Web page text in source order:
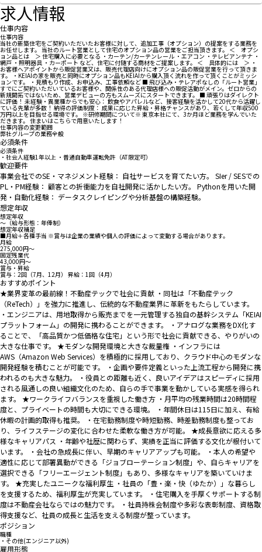
求人情報
仕事内容
仕事内容
当社の新築住宅をご契約いただいたお客様に対して、追加工事（オプション）の提案をする業務を
お任せします。 当社のルート営業として住宅のオプション品の営業をご担当頂きます。 ＜ オプシ
ョン品とは ＞ 住宅購入に必要となる ・カーテン/カーテンレール ・エアコン ・テレビアンテナ ・
網戸 ・照明器具 ・カーポート など、住宅に付随する商材をご提案します。 ＜ 具体的には ＞ ・
お客様へアポイントから販促営業又は、販売代理店向けにオプション品の販促営業を行って頂きま
す。 ・KEIAIの家を販売と同時にオプション品もKEIAIから購入頂く流れを作って頂くことがミッシ
ョンです。 ・見積もり作成、お申込み、工事依頼など ■ 飛び込み・テレアポなしの「ルート営業」
すでにご契約いただいているお客様や、関係性のある代理店様への販促活動がメイン。ゼロからの
新規開拓ではないため、営業デビューの方もスムーズにスタートできます。 ■ 頑張りはダイレクト
に評価！ 未経験・異業種からでも安心： 飲食やアパレルなど、接客経験を活かして20代から活躍し
ている先輩が多数！ 納得の評価制度： 成果に応じた昇給・昇格チャンスがあり、若くして年収500
万円以上を目指せる環境です。 ※研修期間について※ 東京本社にて、3か月ほど業務を学んでいた
だきます。 住まいはこちらで用意いたします！
仕事内容の変更範囲
弊社グループの業務全般
必須条件
必須条件
・社会人経験1年以上 ・普通自動車運転免許（AT限定可）
歓迎要件
事業会社でのSE・マネジメント経験： 自社サービスを育てたい方。 SIer / SESでの
PL・PM経験： 顧客との折衝能力を自社開発に活かしたい方。 Pythonを用いた開
発・自動化経験： データスクレイピングや分析基盤の構築経験。
想定年収
想定年収
〜（給与形態：年俸制）
想定年収補足
■月給＋各種手当 ※賞与は企業の業績や個人の評価によって変動する場合があります。
月給
275,000円〜
固定残業代
43,000円〜
賞与・昇給
賞与：2回（7月、12月） 昇給：1回（4月）
おすすめポイント
★業界変革の最前線！不動産テックで社会に貢献 ・同社は「不動産テック
（ReTech）」を強力に推進し、伝統的な不動産業界に革新をもたらしています。
・エンジニアは、用地取得から販売までを一元管理する独自の基幹システム「KEIAI
プラットフォーム」の開発に携わることができます。 ・アナログな業務をDX化す
ることで、「高品質かつ低価格な住宅」という形で社会に貢献できる、やりがいの
大きな仕事です。 ★モダンな開発環境と大きな裁量権 ・インフラには
AWS（Amazon Web Services）を積極的に採用しており、クラウド中心のモダンな
開発経験を積むことが可能です。 ・企画や要件定義といった上流工程から開発に携
われるのも大きな魅力。 ・役員との距離も近く、良いアイデアはスピーディに採用
される風通しの良い組織文化のため、自らの手で事業を動かしている実感を得られ
ます。 ★ワークライフバランスを重視した働き方 ・月平均の残業時間は20時間程
度と、プライベートの時間も大切にできる環境。 ・年間休日は115日に加え、有給
休暇の計画的取得も推奨。 ・在宅勤務制度や時短勤務、時差勤務制度も整ってお
り、ライフステージの変化に合わせた柔軟な働き方が可能。 ★成長意欲に応える多
様なキャリアパス ・年齢や社歴に関わらず、実績を正当に評価する文化が根付いて
います。 ・会社の急成長に伴い、早期のキャリアアップも可能。 ・本人の希望や
適性に応じて部署異動ができる「ジョブローテーション制度」や、自らキャリアを
選択できる「フリーエージェント制度」もあり、多様なキャリアを築いていけま
す。 ★充実したユニークな福利厚生 ・社員の「豊・楽・快（ゆたか）」な暮らし
を支援するため、福利厚生が充実しています。 ・住宅購入を手厚くサポートする制
度は不動産会社ならではの魅力です。 ・社員持株会制度や多彩な表彰制度、資格取
得支援など、社員の成長と生活を支える制度が整っています。
ポジション
職種
・その他(エンジニア以外)
雇用形態